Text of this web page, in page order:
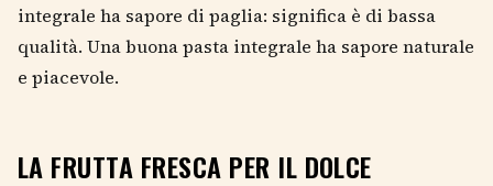
integrale ha sapore di paglia: significa è di bassa
qualità. Una buona pasta integrale ha sapore naturale
e piacevole.
LA FRUTTA FRESCA PER IL DOLCE